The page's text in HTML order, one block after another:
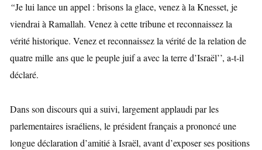
“Je lui lance un appel : brisons la glace, venez à la Knesset, je
viendrai à Ramallah. Venez à cette tribune et reconnaissez la
vérité historique. Venez et reconnaissez la vérité de la relation de
quatre mille ans que le peuple juif a avec la terre d’Israël’’, a-t-il
déclaré.
Dans son discours qui a suivi, largement applaudi par les
parlementaires israéliens, le président françaisa prononcé une
longue déclaration d’amitié à Israël, avant d’exposer ses positions